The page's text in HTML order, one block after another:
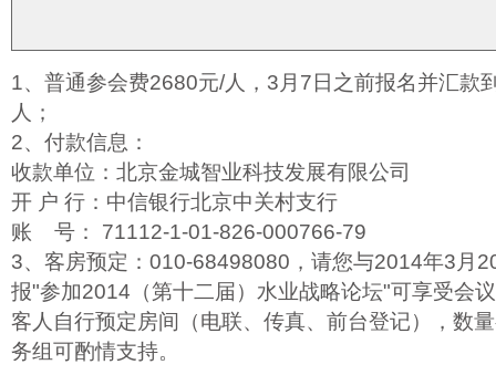
1、普通参会费2680元/人，3月7日之前报名并汇款
人；
2、付款信息：
收款单位：北京金城智业科技发展有限公司
开 户 行：中信银行北京中关村支行
账 号： 71112-1-01-826-000766-79
3、客房预定：010-68498080，请您与2014年3月
报"参加2014（第十二届）水业战略论坛"可享受会
客人自行预定房间（电联、传真、前台登记），数
务组可酌情支持。